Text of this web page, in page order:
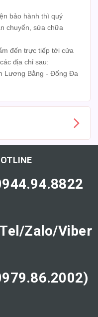
bảo hành thì quý
chuyển, sửa chữa
đến trực tiếp tới cửa
địa chỉ sau:
Lương Bằng - Đống Đa
Zalo/Viber